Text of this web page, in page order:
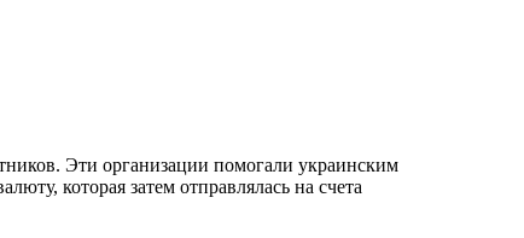
Эти организации помогали украинским
которая затем отправлялась на счета